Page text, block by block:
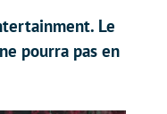
Le
pourra pas en